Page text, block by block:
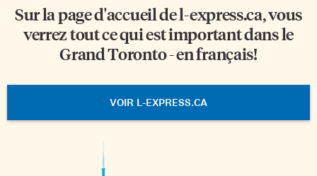
Sur la page d'accueil del-express.ca, vous
verrez tout ce qui est important dans le
Grand Toronto - en français!
VOIR L-EXPRESS.CA